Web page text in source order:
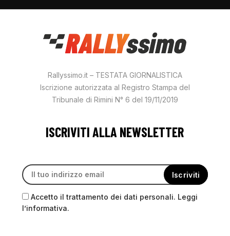
Rallyssimo.it – TESTATA GIORNALISTICA
Iscrizione autorizzata al Registro Stampa del
Tribunale di Rimini N° 6 del 19/11/2019
ISCRIVITI ALLA NEWSLETTER
Accetto il trattamento dei dati personali. Leggi
l’informativa.